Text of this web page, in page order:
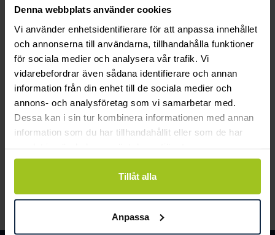
Denna webbplats använder cookies
Vi använder enhetsidentifierare för att anpassa innehållet
och annonserna till användarna, tillhandahålla funktioner
för sociala medier och analysera vår trafik. Vi
vidarebefordrar även sådana identifierare och annan
information från din enhet till de sociala medier och
annons- och analysföretag som vi samarbetar med.
Dessa kan i sin tur kombinera informationen med annan
information som du har tillhandahållit eller som de har
Tillåt alla
Anpassa
Caroline Svedbom
Chrysolite
Pris:895 kr
895 kr
Lily and Rose
Emily pearl bracelet -
Ivory
Pris: 349 kr
349 kr
Smycka tar ansvar för ett hållbart
samhälle och värnar om miljö, resurser
och människor.
LÄS MER